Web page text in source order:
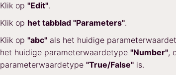
Klik op "Edit".
Klik op het tabblad "Parameters".
Klik op "abc" als het huidige
het huidige parameterwaardetype "Number",
parameterwaardetype "True/False" is.